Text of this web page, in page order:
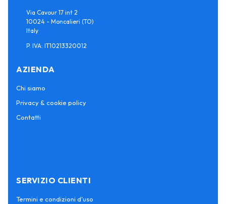
Via Cavour 17 int 2
10024 - Moncalieri (TO)
Italy
P. IVA: IT10213320012
AZIENDA
Chi siamo
Privacy & cookie policy
Contatti
SERVIZIO CLIENTI
Termini e condizioni d'uso